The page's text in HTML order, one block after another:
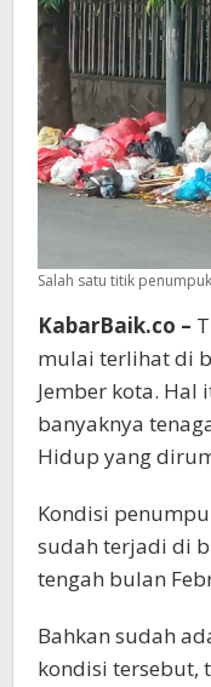
Salah satu titik
KabarBaik.co –
mulai terlihat di
Jember kota.
banyaknya
Hidup yang
Kondisi
sudah terjadi di
tengah bulan
Bahkan sudah
kondisi tersebut,